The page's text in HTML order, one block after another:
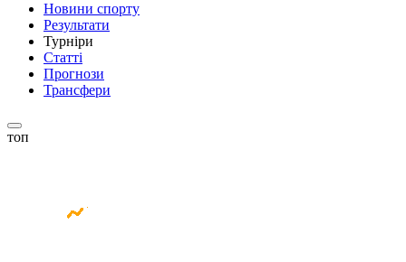
Новини спорту
Результати
Турніри
Статті
Прогнози
Трансфери
топ